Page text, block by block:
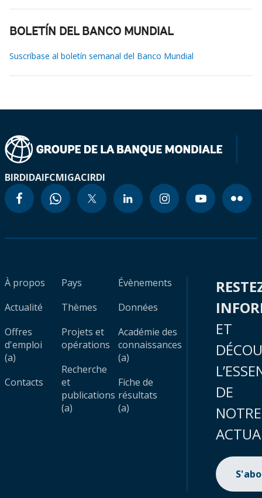
BOLETÍN DEL BANCO MUNDIAL
Suscríbase al boletín semanal del Banco Mundial
BIRDIDAIFCMIGACIRDI
À propos
Actualité
Offres
d'emploi
(a)
Contacts
Pays
Thèmes
Projets et
opérations
Recherche
et
publications
(a)
Évènements
Données
Académie des
connaissances
(a)
Fiche de
résultats
(a)
ET
DE
NOTRE